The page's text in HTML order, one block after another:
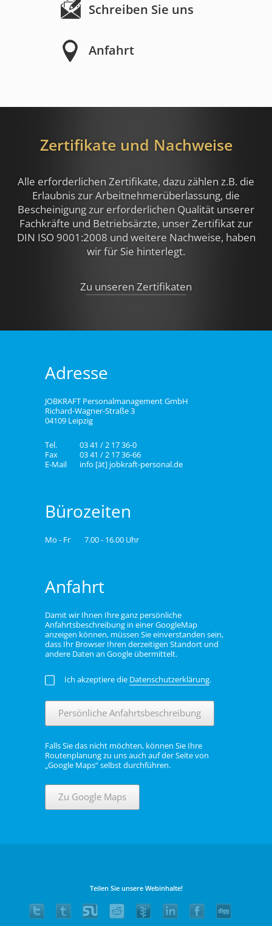
Schreiben Sie uns
Anfahrt
Zertifikate und Nachweise
Alle erforderlichen Zertifikate, dazu zählen z.B. die
Erlaubnis zur Arbeitnehmerüberlassung, die
Bescheinigung zur erforderlichen Qualität unserer
Fachkräfte und Betriebsärzte, unser Zertifikat zur
DIN ISO 9001:2008 und weitere Nachweise, haben
wir für Sie hinterlegt.
Zu unseren Zertifikaten
Adresse
JOBKRAFT Personalmanagement GmbH
Richard-Wagner-Straße 3
04109 Leipzig
Tel.
03 41 / 2 17 36-0
Fax
03 41 / 2 17 36-66
E-Mail
info [ät] jobkraft-personal.de
Bürozeiten
Mo - Fr 7.00 - 16.00 Uhr
Anfahrt
Damit wir Ihnen Ihre ganz persönliche
Anfahrtsbeschreibung in einer GoogleMap
anzeigen können, müssen Sie einverstanden sein,
dass Ihr Browser Ihren derzeitigen Standort und
andere Daten an Google übermittelt.
Ich akzeptiere die Datenschutzerklärung.
Persönliche Anfahrtsbeschreibung
Falls Sie das nicht möchten, können Sie Ihre
Routenplanung zu uns auch auf der Seite von
„Google Maps“ selbst durchführen.
Zu Google Maps
Teilen Sie unsere Webinhalte!